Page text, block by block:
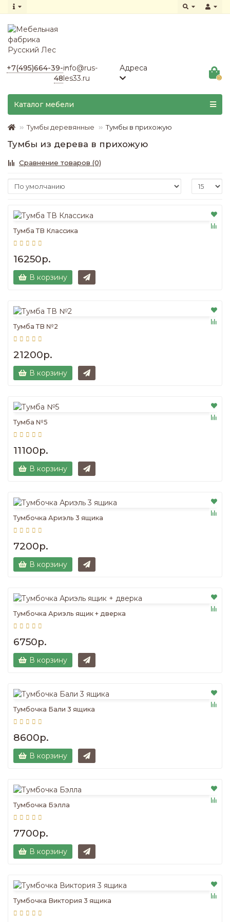
+7(495)664-39-
48
info@rus-
les33.ru
Адреса
0
Каталог мебели
Тумбы деревянные Тумбы в прихожую
Тумбы из дерева в прихожую
Сравнение товаров (0)
Тумба ТВ Классика
16250р.
В корзину
Тумба ТВ №2
21200р.
В корзину
Тумба №5
11100р.
В корзину
Тумбочка Ариэль 3 ящика
7200р.
В корзину
Тумбочка Ариэль ящик + дверка
6750р.
В корзину
Тумбочка Бали 3 ящика
8600р.
В корзину
Тумбочка Бэлла
7700р.
В корзину
Тумбочка Виктория 3 ящика